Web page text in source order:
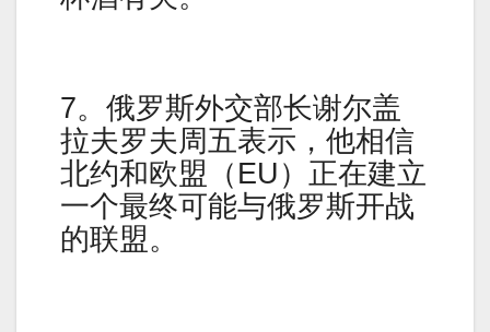
7。俄罗斯外交部长谢尔盖
拉夫罗夫周五表示，他相信
北约和欧盟（EU）正在建立
一个最终可能与俄罗斯开战
的联盟。